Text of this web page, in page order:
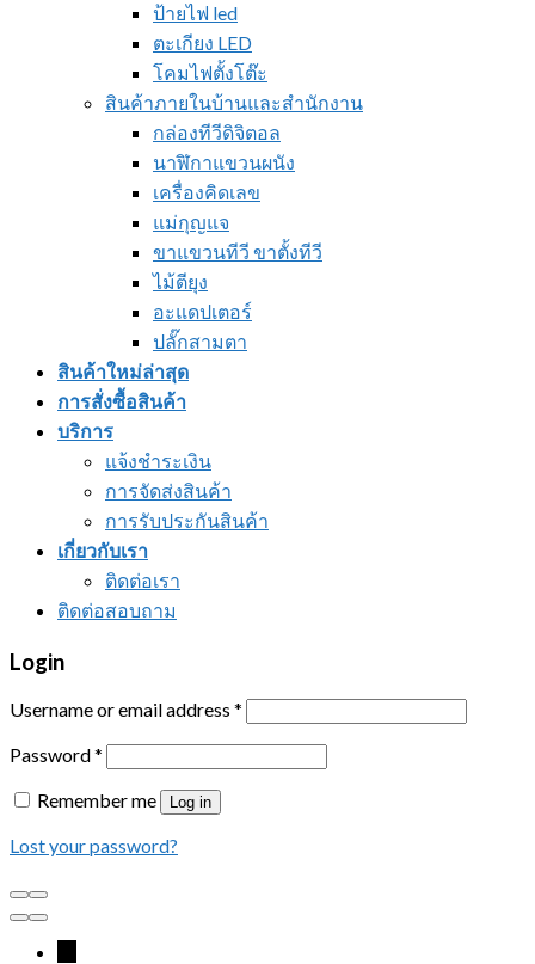
ป้ายไฟ led
ตะเกียง LED
โคมไฟตั้งโต๊ะ
สินค้าภายในบ้านและสำนักงาน
กล่องทีวีดิจิตอล
นาฬิกาแขวนผนัง
เครื่องคิดเลข
แม่กุญแจ
ขาแขวนทีวี ขาตั้งทีวี
ไม้ตียุง
อะแดปเตอร์
ปลั๊กสามตา
สินค้าใหม่ล่าสุด
การสั่งซื้อสินค้า
บริการ
แจ้งชำระเงิน
การจัดส่งสินค้า
การรับประกันสินค้า
เกี่ยวกับเรา
ติดต่อเรา
ติดต่อสอบถาม
Login
Username or email address *
Password*
Remember me
Log in
Lost your password?